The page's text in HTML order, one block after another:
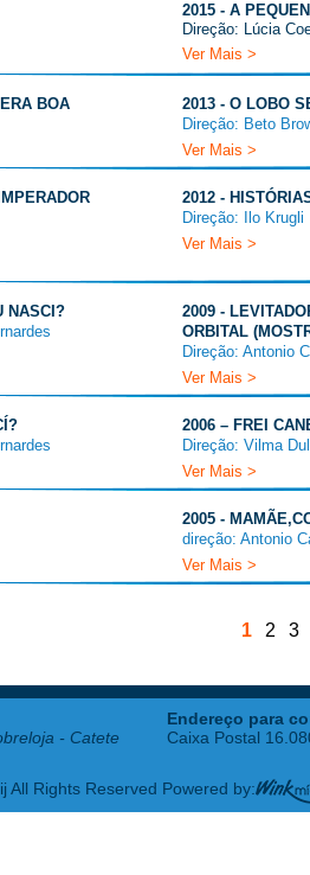
2015 - A
Direção: Lúcia
Ver Mais >
BOA
2013 - O LOBO
Direção: Beto
Ver Mais >
2012 -
Direção: Ilo Krugli
Ver Mais >
NASCI?
2009 -
ORBITAL
Direção: Antonio
Ver Mais >
2006 – FREI
Direção: Vilma
Ver Mais >
2005 -
direção: Antonio
Ver Mais >
1 2 3
- Catete
Endereço para
Caixa Postal
All Rights Reserved Powered by: